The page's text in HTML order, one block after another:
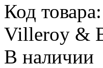
Код
Villeroy &
В наличии